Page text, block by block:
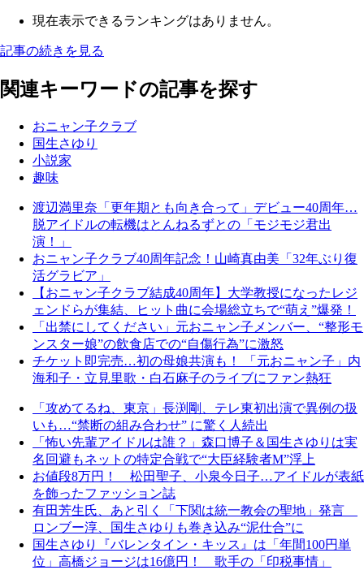
現在表示できるランキングはありません。
記事の続きを見る
関連キーワードの記事を探す
おニャン子クラブ
国生さゆり
小説家
趣味
渡辺満里奈「更年期とも向き合って」デビュー40周年…
脱アイドルの転機はとんねるずとの「モジモジ君出
演！」
おニャン子クラブ40周年記念！山崎真由美「32年ぶり復
活グラビア」
【おニャン子クラブ結成40周年】大学教授になったレジ
ェンドらが集結、ヒット曲に会場総立ちで“萌え”爆発！
「出禁にしてください」元おニャン子メンバー、“整形モ
ンスター娘”の飲食店での“自傷行為”に激怒
チケット即完売…初の母娘共演も！ 「元おニャン子」内
海和子・立見里歌・白石麻子のライブにファン熱狂
「攻めてるね、東京」長渕剛、テレ東初出演で異例の扱
いも…“禁断の組み合わせ” に驚く人続出
「怖い先輩アイドルは誰？」森口博子＆国生さゆりは実
名回避もネットの特定合戦で“大臣経験者M”浮上
お値段8万円！ 松田聖子、小泉今日子…アイドルが表紙
を飾ったファッション誌
有田芳生氏、あと引く「下関は統一教会の聖地」発言
ロンブー淳、国生さゆりも巻き込み“泥仕合”に
国生さゆり『バレンタイン・キッス』は「年間100円単
位」高橋ジョージは16億円！ 歌手の「印税事情」